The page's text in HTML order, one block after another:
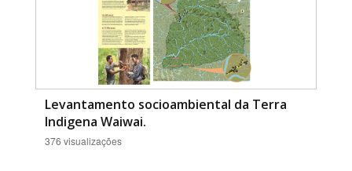
Levantamento socioambiental da Terra
Indigena Waiwai.
376 visualizações